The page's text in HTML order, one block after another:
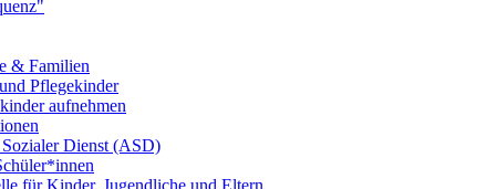
& Familien
Pflegekinder
aufnehmen
Dienst (ASD)
für Kinder, Jugendliche und Eltern